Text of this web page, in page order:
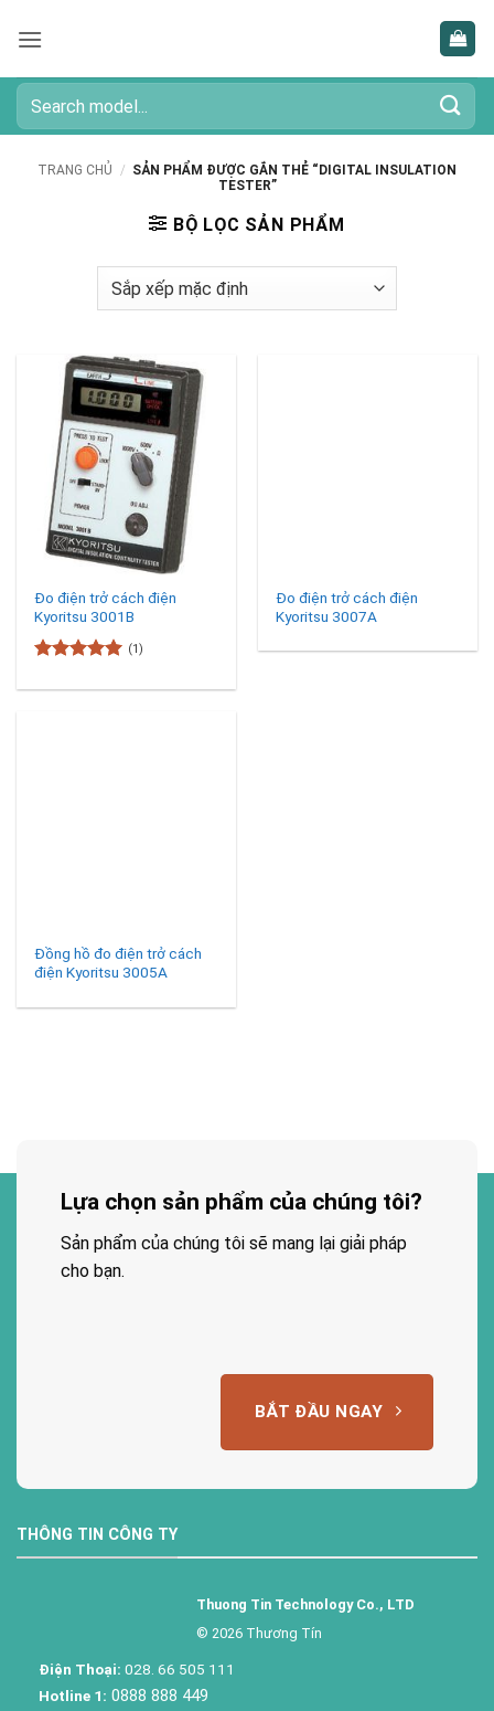
qua
dung
Tìm
kiếm:
TRANG CHỦ / SẢN PHẨM ĐƯỢC GẮN THẺ “DIGITAL INSULATION
TESTER”
BỘ LỌC SẢN PHẨM
Đo điện trở cách điện
Kyoritsu 3001B
hạng55
(1)
Đo điện trở cách điện
Kyoritsu 3007A
Đồng hồ đo điện trở cách
điện Kyoritsu 3005A
Lựa chọn sản phẩm của chúng tôi?
Sản phẩm của chúng tôi sẽ mang lại giải pháp
cho bạn.
BẮT ĐẦU NGAY
THÔNG TIN CÔNG TY
Thuong Tin Technology Co., LTD
© 2026 Thương Tín
Điện Thoại: 028. 66 505 111
Hotline 1: 0888 888 449